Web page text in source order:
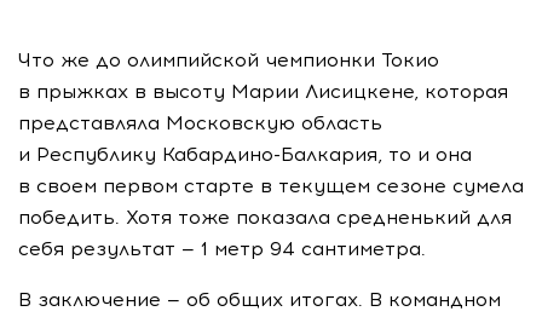
Что же до олимпийской чемпионки Токио
в прыжках в высоту Марии Лисицкене, которая
представляла Московскую область
и Республику Кабардино-Балкария, то и она
в своем первом старте в текущем сезоне сумела
победить. Хотя тоже показала средненький для
себя результат — 1 метр 94 сантиметра.
В заключение — об общих итогах. В командном